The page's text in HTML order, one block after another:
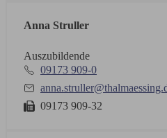
Anna Struller
Auszubildende
09173 909-0
09173 909-32